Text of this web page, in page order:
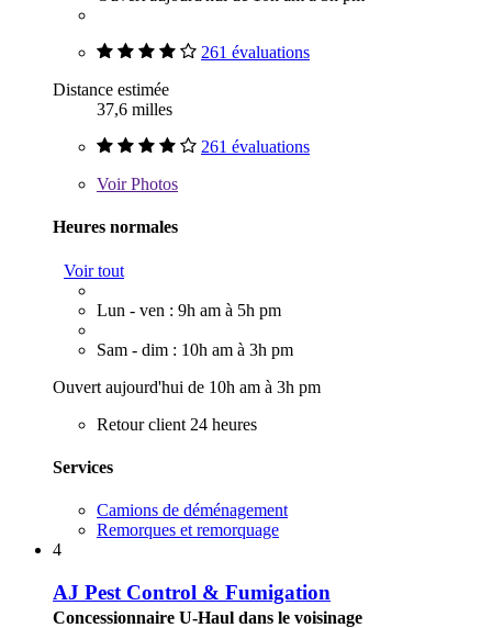
261 évaluations
Distance estimée
37,6 milles
261 évaluations
VoirPhotos
Heures normales
Voir tout
Lun - ven : 9h am à 5h pm
Sam - dim : 10h am à 3h pm
Ouvert aujourd'hui de 10h am à 3h pm
Retour client 24 heures
Services
Camions de déménagement
Remorques et remorquage
4
AJ Pest Control & Fumigation
Concessionnaire U-Haul dans le voisinage